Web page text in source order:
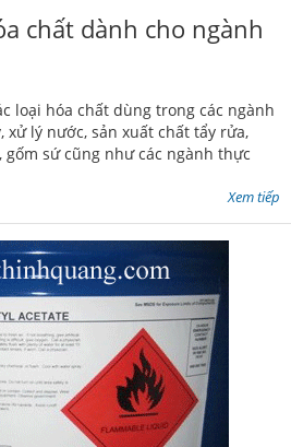
chất dành cho ngành
loại hóa chất dùng trong các ngành
lý nước, sản xuất chất tẩy rửa,
gốm sứ cũng như các ngành thực
Xem tiếp